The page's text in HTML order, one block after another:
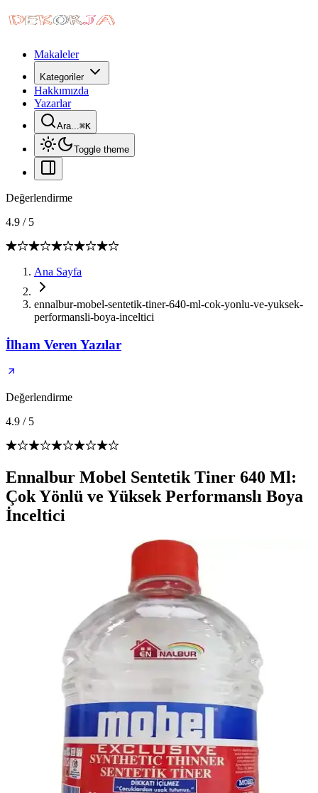
Makaleler
Kategoriler
Hakkımızda
Yazarlar
Ara...⌘K
Toggle theme
Değerlendirme
4.9 / 5
Ana Sayfa
ennalbur-mobel-sentetik-tiner-640-ml-cok-yonlu-ve-yuksek-
performansli-boya-inceltici
İlham Veren Yazılar
Değerlendirme
4.9 / 5
Ennalbur Mobel Sentetik Tiner 640 Ml:
Çok Yönlü ve Yüksek Performanslı Boya
İnceltici